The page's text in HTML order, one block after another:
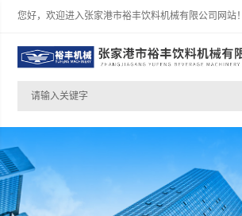
您好，欢迎进入张家港市裕丰饮料机械有限公司网站！